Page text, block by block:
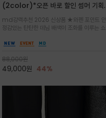
(2color)*오픈 바로 할인 썸머 기획
말 모임룩, 여행룩까지 ~
md강력추천 2026 신상품 ★와펜 포인트 안
정감있는 탄탄한 데님 배색이 조화를 이루는 쇼
클래식한 네이비·아이보리 스트라이프와 산뜻한
88,000원
49,000원 44%